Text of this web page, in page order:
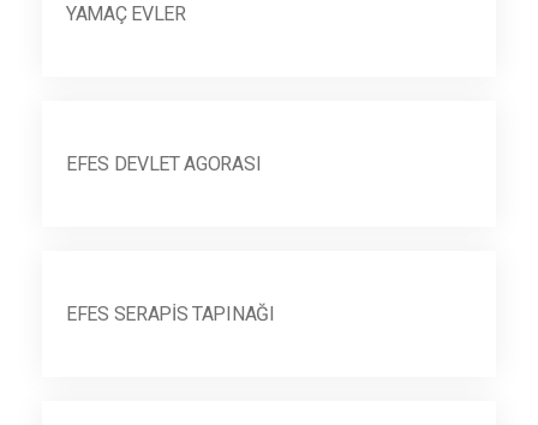
YAMAÇ EVLER
EFES DEVLET AGORASI
EFES SERAPIS TAPINAĞI